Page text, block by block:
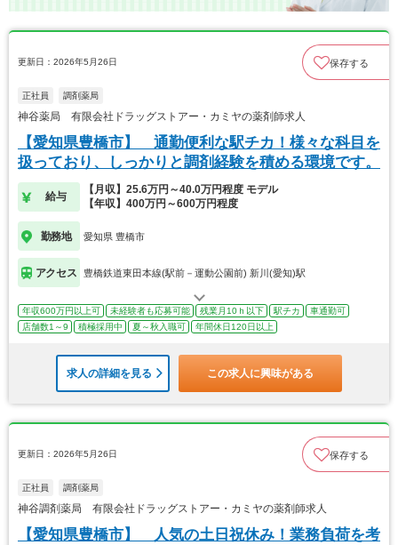
更新日：2026年5月26日 保存する
正社員 調剤薬局
神谷薬局 有限会社ドラッグストアー・カミヤの薬剤師求人
【愛知県豊橋市】 通勤便利な駅チカ！様々な科目を
扱っており、しっかりと調剤経験を積める環境です。
給与
【月収】25.6万円～40.0万円程度 モデル
【年収】400万円～600万円程度
勤務地 愛知県 豊橋市
アクセス 豊橋鉄道東田本線(駅前－運動公園前) 新川(愛知)駅
年収600万円以上可 未経験者も応募可能 残業月10ｈ以下 駅チカ
車通勤可
店舗数1～9
積極採用中 夏～秋入職可 年間休日120日以上
求人の詳細を見る この求人に興味がある
更新日：2026年5月26日 保存する
正社員 調剤薬局
神谷調剤薬局 有限会社ドラッグストアー・カミヤの薬剤師求人
【愛知県豊橋市】 人気の土日祝休み！業務負荷を考